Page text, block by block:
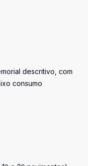
descritivo, com
consumo